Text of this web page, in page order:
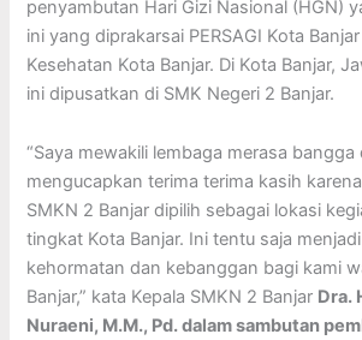
penyambutan Hari Gizi Nasional (HGN)
ini yang diprakarsai PERSAGI Kota
Kesehatan Kota Banjar. Di Kota Banjar,
ini dipusatkan di SMK Negeri 2 Banjar.
“Saya mewakili lembaga merasa bangga
mengucapkan terima terima kasih
SMKN 2 Banjar dipilih sebagai lokasi
tingkat Kota Banjar. Ini tentu saja
kehormatan dan kebanggan bagi kami
Banjar,” kata Kepala SMKN 2 Banjar Dra.
Nuraeni, M.M., Pd. dalam sambutan